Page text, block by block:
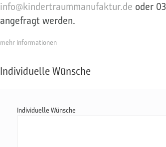
info@kindertraummanufaktur.de oder
angefragt werden.
mehr Informationen
Individuelle Wünsche
Individuelle Wünsche